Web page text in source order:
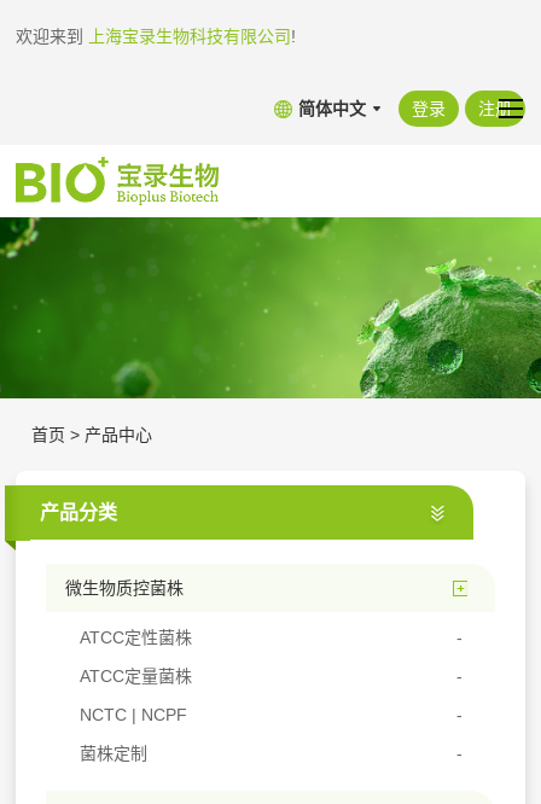
欢迎来到 上海宝录生物科技有限公司!
简体中文 登录 注册
首页 > 产品中心
产品分类
微生物质控菌株
ATCC定性菌株
ATCC定量菌株
NCTC | NCPF
菌株定制